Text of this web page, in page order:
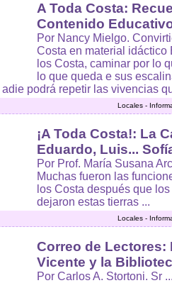
A Toda Costa:
Contenido
Por Nancy Mielgo.
Costa en material idáctico
los Costa, caminar por lo
lo que queda e sus
podrá repetir las vivencias
Locales -
¡A Toda Costa!: La
Eduardo, Luis...
Por Prof. María Susana
Muchas fueron las
los Costa después que
dejaron estas tierras ...
Locales -
Correo de Lectores:
Vicente y la
Por Carlos A. Stortoni. Sr